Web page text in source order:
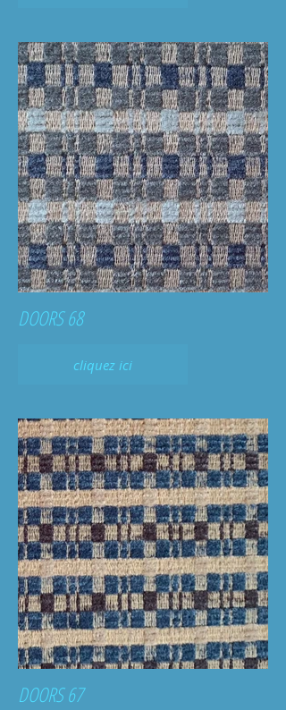
DOORS 68
cliquez ici
DOORS 67